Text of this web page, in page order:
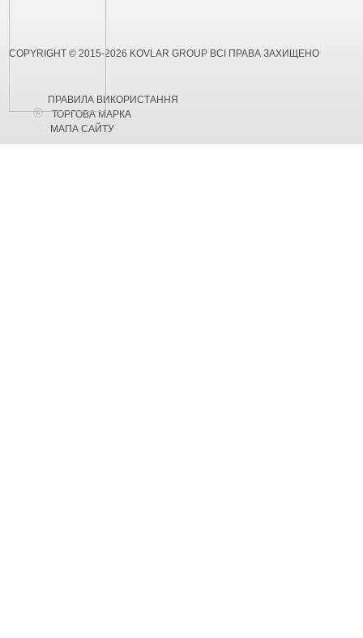
COPYRIGHT © 2015-2026 KOVLAR GROUP ВСІ ПРАВА ЗАХИЩЕНО
ПРАВИЛА ВИКОРИСТАННЯ
ТОРГОВА МАРКА
МАПА САЙТУ